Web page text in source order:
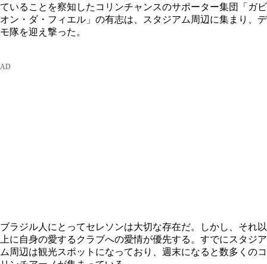
ていることを察知したコリンチャンスのサポーター集団「ガビ
オン・ダ・フィエル」の有志は、スタジアム周辺に集まり、デ
モ隊を迎え撃った。
ブラジル人にとってセレソンは大切な存在だ。しかし、それ以
上に自身の愛するクラブへの愛情が優先する。すでにスタジア
ム周辺は観光スポットになっており、週末になると数多くのコ